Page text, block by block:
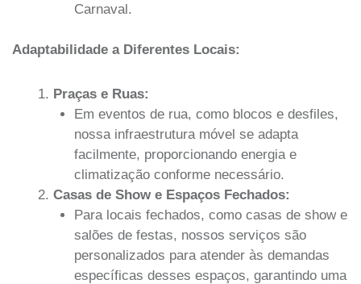
Carnaval.
Adaptabilidade a Diferentes Locais:
Praças e Ruas:
Em eventos de rua, como blocos e desfiles,
nossa infraestrutura móvel se adapta
facilmente, proporcionando energia e
climatização conforme necessário.
Casas de Show e Espaços Fechados:
Para locais fechados, como casas de show e
salões de festas, nossos serviços são
personalizados para atender às demandas
específicas desses espaços, garantindo uma